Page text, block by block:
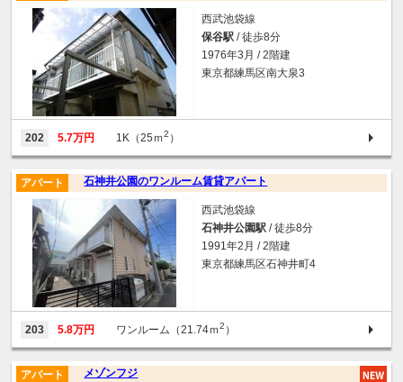
西武池袋線
保谷駅 / 徒歩8分
1976年3月 / 2階建
東京都練馬区南大泉3
202 5.7万円 1K（25ｍ2 ）
石神井公園のワンルーム賃貸アパート
アパート
西武池袋線
石神井公園駅 / 徒歩8分
1991年2月 / 2階建
東京都練馬区石神井町4
203 5.8万円 ワンルーム（21.74ｍ2 ）
メゾンフジ
アパート